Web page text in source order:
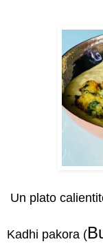
Un plato
Kadhi pakora (